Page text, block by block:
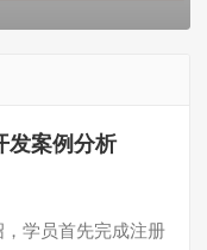
发案例分析
学员首先完成注册